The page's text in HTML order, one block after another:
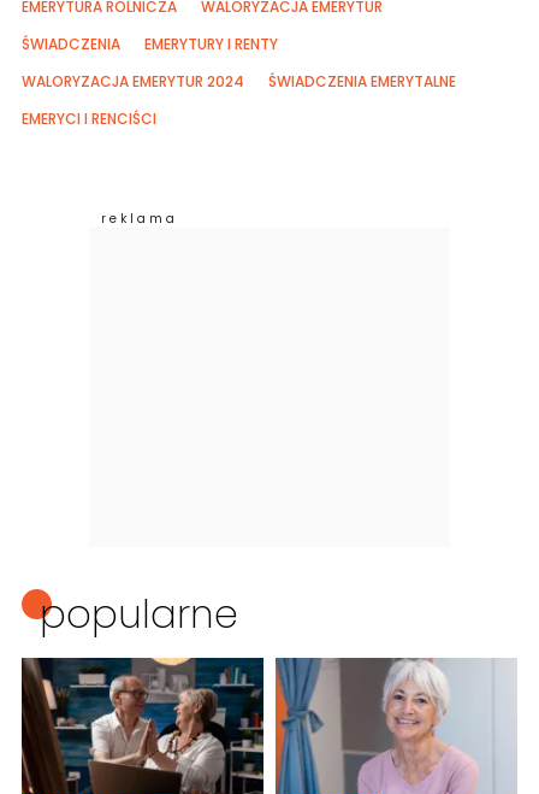
EMERYTURA ROLNICZA
WALORYZACJA EMERYTUR
ŚWIADCZENIA
EMERYTURY I RENTY
WALORYZACJA EMERYTUR 2024
ŚWIADCZENIA EMERYTALNE
EMERYCI I RENCIŚCI
popularne